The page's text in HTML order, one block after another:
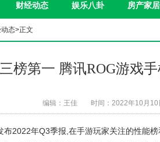
财经动态 娱乐八卦 房产家居
动态>正文
榜第一 腾讯ROG游戏
编辑：王佳 时间：2022年10月10
布2022年Q3季报,在手游玩家关注的性能